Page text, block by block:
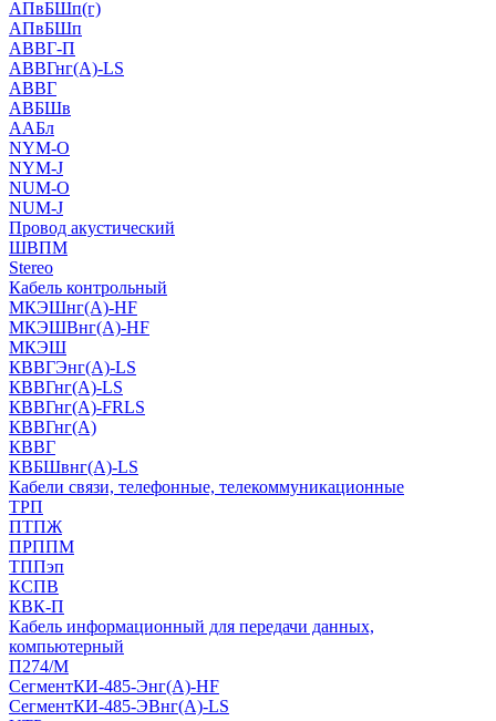
АПвБШп(г)
АПвБШп
АВВГ-П
АВВГнг(А)-LS
АВВГ
АВБШв
ААБл
NYM-O
NYM-J
NUM-О
NUM-J
Провод акустический
ШВПМ
Stereo
Кабель контрольный
МКЭШнг(A)-HF
МКЭШВнг(А)-HF
МКЭШ
КВВГЭнг(А)-LS
КВВГнг(А)-LS
КВВГнг(А)-FRLS
КВВГнг(А)
КВВГ
КВБШвнг(А)-LS
Кабели связи, телефонные, телекоммуникационные
ТРП
ПТПЖ
ПРППМ
ТППэп
КСПВ
КВК-П
Кабель информационный для передачи данных,
компьютерный
П274/М
СегментКИ-485-Энг(А)-HF
СегментКИ-485-ЭВнг(А)-LS